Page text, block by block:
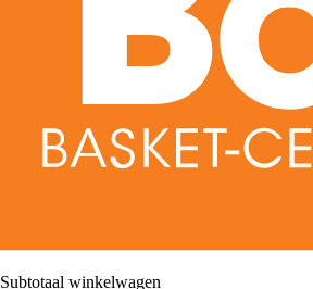
Subtotaal winkelwagen